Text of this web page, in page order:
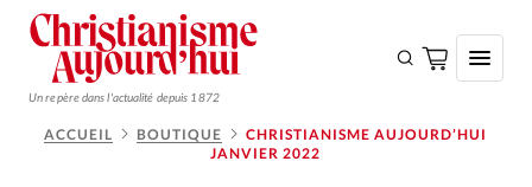
Un repère dans l'actualité depuis 1872
S'ABONNER
ACCUEIL BOUTIQUE
CHRISTIANISME AUJOURD’HUI
JANVIER 2022